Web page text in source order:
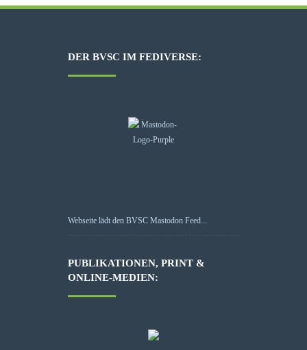
DER BVSC IM FEDIVERSE:
Webseite lädt den BVSC Mastodon Feed...
PUBLIKATIONEN, PRINT &
ONLINE-MEDIEN: